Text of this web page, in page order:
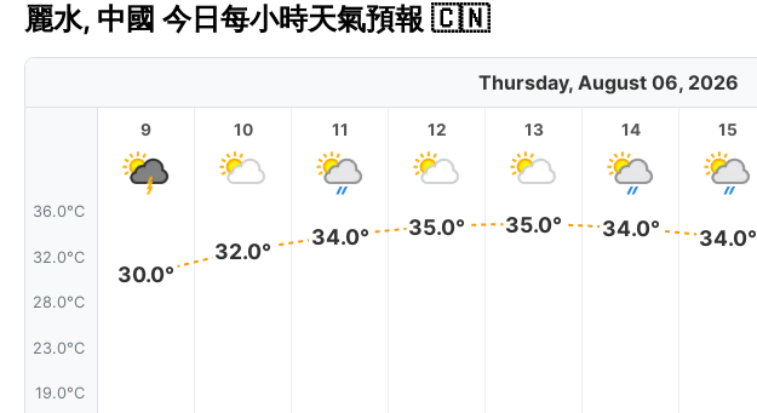
麗水, 中國 今日每小時天氣預報 🇨🇳
Thursday, August 06, 2026
36.0°C
32.0°C
28.0°C
23.0°C
19.0°C
9
30.0°
10
32.0°
11
34.0°
12
35.0°
13
35.0°
14
34.0°
15
34.0°